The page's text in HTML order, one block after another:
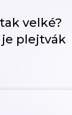
velké?
je plejtvák